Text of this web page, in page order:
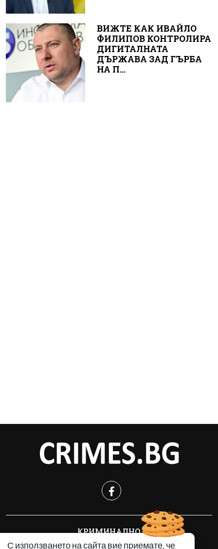
ВИЖТЕ КАК ИВАЙЛО
ФИЛИПОВ КОНТРОЛИРА
ДИГИТАЛНАТА
ДЪРЖАВА ЗАД ГЪРБА
НА П...
С използването на сайта вие приемате, че
КРИМИНАЛНО
ИНЦИДЕНТИ